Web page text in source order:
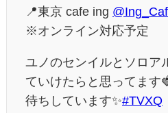
📍東京 cafe ing
※オンライン対応予定
ユノのセンイルとソロア
ていけたらと思ってます
待ちしています✨#TVXQ